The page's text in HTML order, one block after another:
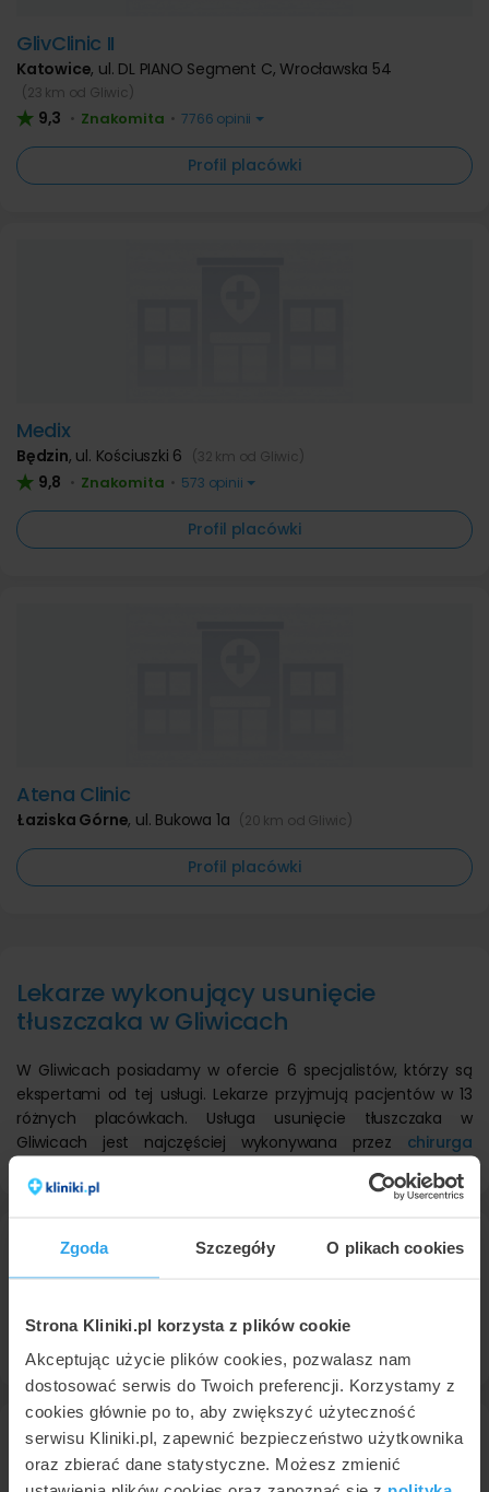
Zgoda Szczegóły O plikach cookies
Strona Kliniki.pl korzysta z plików cookie
Akceptując użycie plików cookies, pozwalasz nam
dostosować serwis do Twoich preferencji. Korzystamy z
cookies głównie po to, aby zwiększyć użyteczność
serwisu Kliniki.pl, zapewnić bezpieczeństwo użytkownika
oraz zbierać dane statystyczne. Możesz zmienić
GlivClinic II
Katowice, ul. DL PIANO Segment C, Wrocławska 54
(23 km od Gliwic)
9,3 • Znakomita • 7766 opinii
Profil placówki
Medix
Będzin, ul. Kościuszki 6 (32 km od Gliwic)
9,8 • Znakomita • 573 opinii
Profil placówki
Atena Clinic
Łaziska Górne, ul. Bukowa 1a (20 km od Gliwic)
Profil placówki
Lekarze wykonujący usunięcie
tłuszczaka w Gliwicach
W Gliwicach posiadamy w ofercie 6 specjalistów, którzy są
ekspertami od tej usługi. Lekarze przyjmują pacjentów w 13
różnych placówkach. Usługa usunięcie tłuszczaka w
Gliwicach jest najczęściej wykonywana przez chirurga
dr n. med. Michał Nycz
chirurg ogólny
wSkin Laser Lubelscy - Katowice
Usunięcie tłuszczaka• od 600 zł
Konsultacja chirurgiczna• 300 zł
lek. Natalia Nowara-Lauritano
wHAIRMITAGE Katowice
8,5